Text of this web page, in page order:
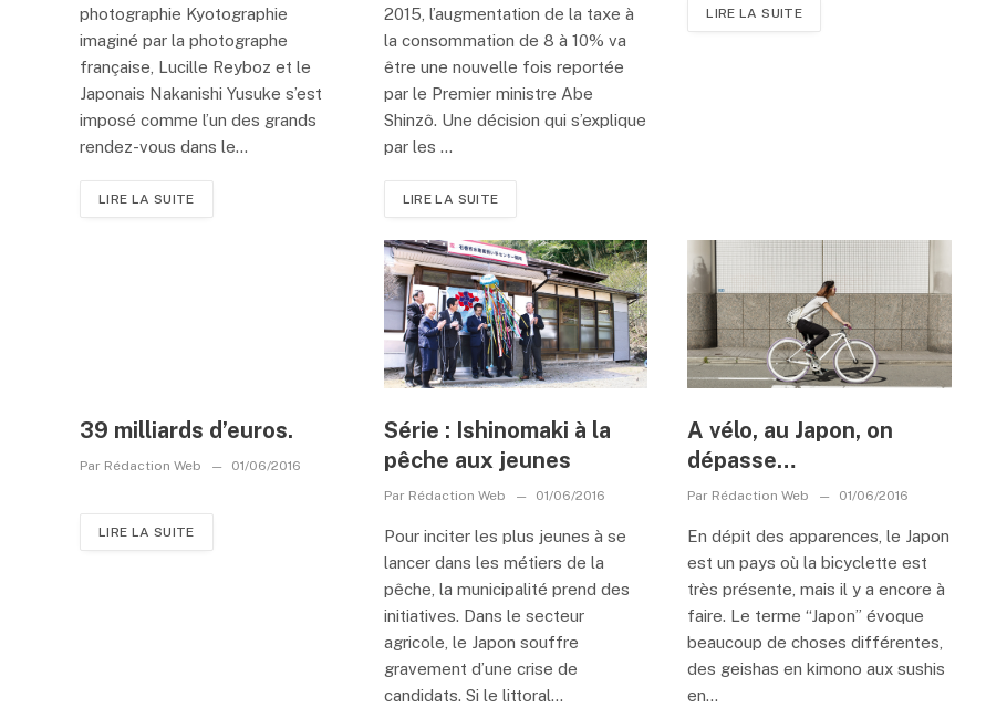
photographie Kyotographie
imaginé par la photographe
française, Lucille Reyboz et le
Japonais Nakanishi Yusuke s’est
imposé comme l’un des grands
rendez-vous dans le...
LIRE LA SUITE
2015, l’augmentation de la taxe à
la consommation de 8 à 10% va
être une nouvelle fois reportée
par le Premier ministre Abe
Shinzô. Une décision qui s’explique
par les ...
LIRE LA SUITE
LIRE LA SUITE
39 milliards d’euros.
Par Rédaction Web 01/06/2016
LIRE LA SUITE
Série : Ishinomaki à la
pêche aux jeunes
Par Rédaction Web 01/06/2016
Pour inciter les plus jeunes à se
lancer dans les métiers de la
pêche, la municipalité prend des
initiatives. Dans le secteur
agricole, le Japon souffre
gravement d’une crise de
candidats. Si le littoral...
A vélo, au Japon, on
dépasse…
Par Rédaction Web 01/06/2016
En dépit des apparences, le Japon
est un pays où la bicyclette est
très présente, mais il y a encore à
faire. Le terme “Japon” évoque
beaucoup de choses différentes,
des geishas en kimono aux sushis
en...